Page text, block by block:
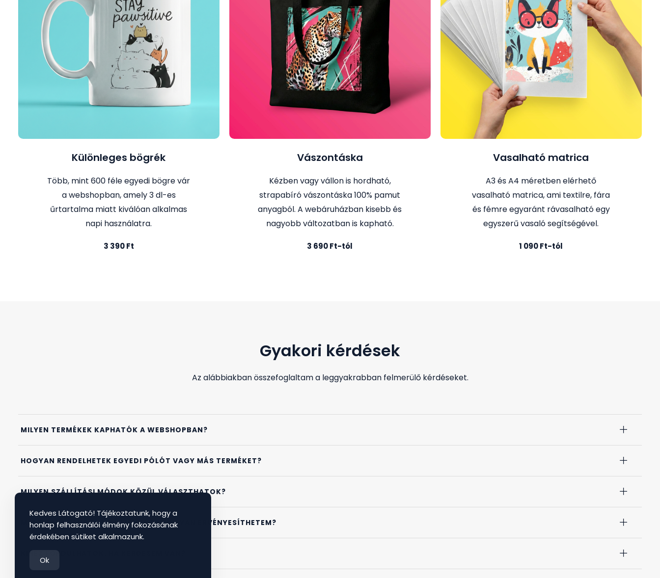
Különleges bögrék
Több, mint 600 féle egyedi bögre vár
a webshopban, amely 3 dl-es
űrtartalma miatt kiválóan alkalmas
napi használatra.
3 390 Ft
Vászontáska
Kézben vagy vállon is hordható,
strapabíró vászontáska 100% pamut
anyagból. A webáruházban kisebb és
nagyobb változatban is kapható.
3 690 Ft-tól
Vasalható matrica
A3 és A4 méretben elérhető
vasalható matrica, ami textilre, fára
és fémre egyaránt rávasalható egy
egyszerű vasaló segítségével.
1 090 Ft-tól
Gyakori kérdések
Az alábbiakban összefoglaltam a leggyakrabban felmerülő kérdéseket.
MILYEN TERMÉKEK KAPHATÓK A WEBSHOPBAN?
HOGYAN RENDELHETEK EGYEDI PÓLÓT VAGY MÁS TERMÉKET?
MILYEN SZÁLLÍTÁSI MÓDOK KÖZÜL VÁLASZTHATOK?
MI AZ A MINTAKOPÁS GARANCIA ÉS HOGYAN ÉRVÉNYESÍTHETEM?
KIHEZ FORDULHATOK, HA KÉRDÉSEM VAN?
Kedves Látogató! Tájékoztatunk, hogy a
honlap felhasználói élmény fokozásának
érdekében sütiket alkalmazunk.
Ok